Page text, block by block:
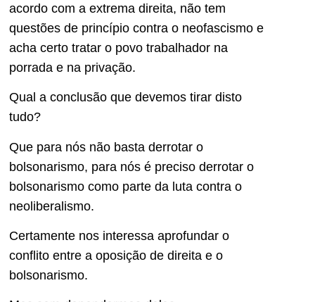
acordo com a extrema direita, não tem
questões de princípio contra o neofascismo e
acha certo tratar o povo trabalhador na
porrada e na privação.
Qual a conclusão que devemos tirar disto
tudo?
Que para nós não basta derrotar o
bolsonarismo, para nós é preciso derrotar o
bolsonarismo como parte da luta contra o
neoliberalismo.
Certamente nos interessa aprofundar o
conflito entre a oposição de direita e o
bolsonarismo.